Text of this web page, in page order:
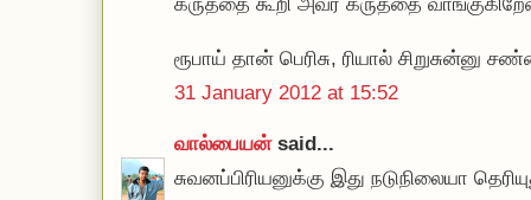
ரூபாய் தான் பெரிசு, ரியால் சிறுசுன்னு
31 January 2012 at 15:52
வால்பையன்said...
சுவனப்பிரியனுக்கு இது நடுநிலையா